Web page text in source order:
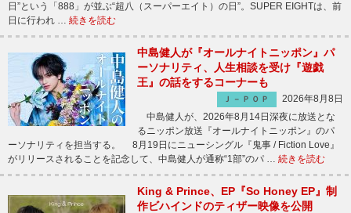
日”という「888」が並ぶ“超八（スーパーエイト）の日”。SUPER EIGHTは、前
日に行われ … 続きを読む
中島健人が『オールナイトニッポン』パ
ーソナリティ、人生相談を受け『遊戯
王』の話をするコーナーも
Ｊ－ＰＯＰ
2026年8月8日
中島健人が、2026年8月14日深夜に放送とな
るニッポン放送『オールナイトニッポン』のパ
ーソナリティを担当する。 8月19日にニューシングル『鬼事 / Fiction Love』
がリリースされることを記念して、中島健人が通称“1部”のパ … 続きを読む
King & Prince、EP『So Honey EP』制
作ビハインドのティザー映像を公開